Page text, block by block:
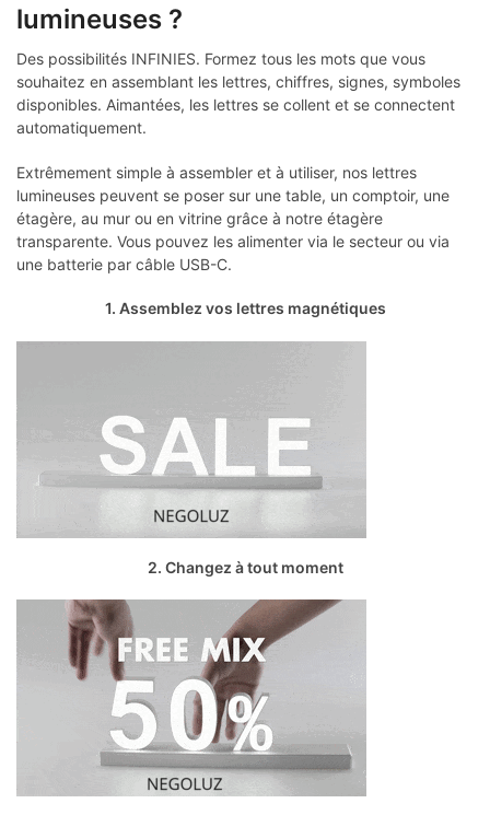
lumineuses ?
Des possibilités INFINIES. Formez tous les mots que vous
souhaitez en assemblant les lettres, chiffres, signes, symboles
disponibles. Aimantées, les lettres se collent et se connectent
automatiquement.
Extrêmement simple à assembler et à utiliser, nos lettres
lumineuses peuvent se poser sur une table, un comptoir, une
étagère, au mur ou en vitrine grâce à notre étagère
transparente. Vous pouvez les alimenter via le secteur ou via
une batterie par câble USB-C.
1. Assemblez vos lettres magnétiques
2. Changez à tout moment